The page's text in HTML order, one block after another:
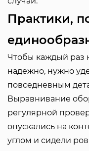
Практики,
Чтобы каждый раз
надежно, нужно
повседневным
Выравнивание
регулярной
опускались на
углом и сидели